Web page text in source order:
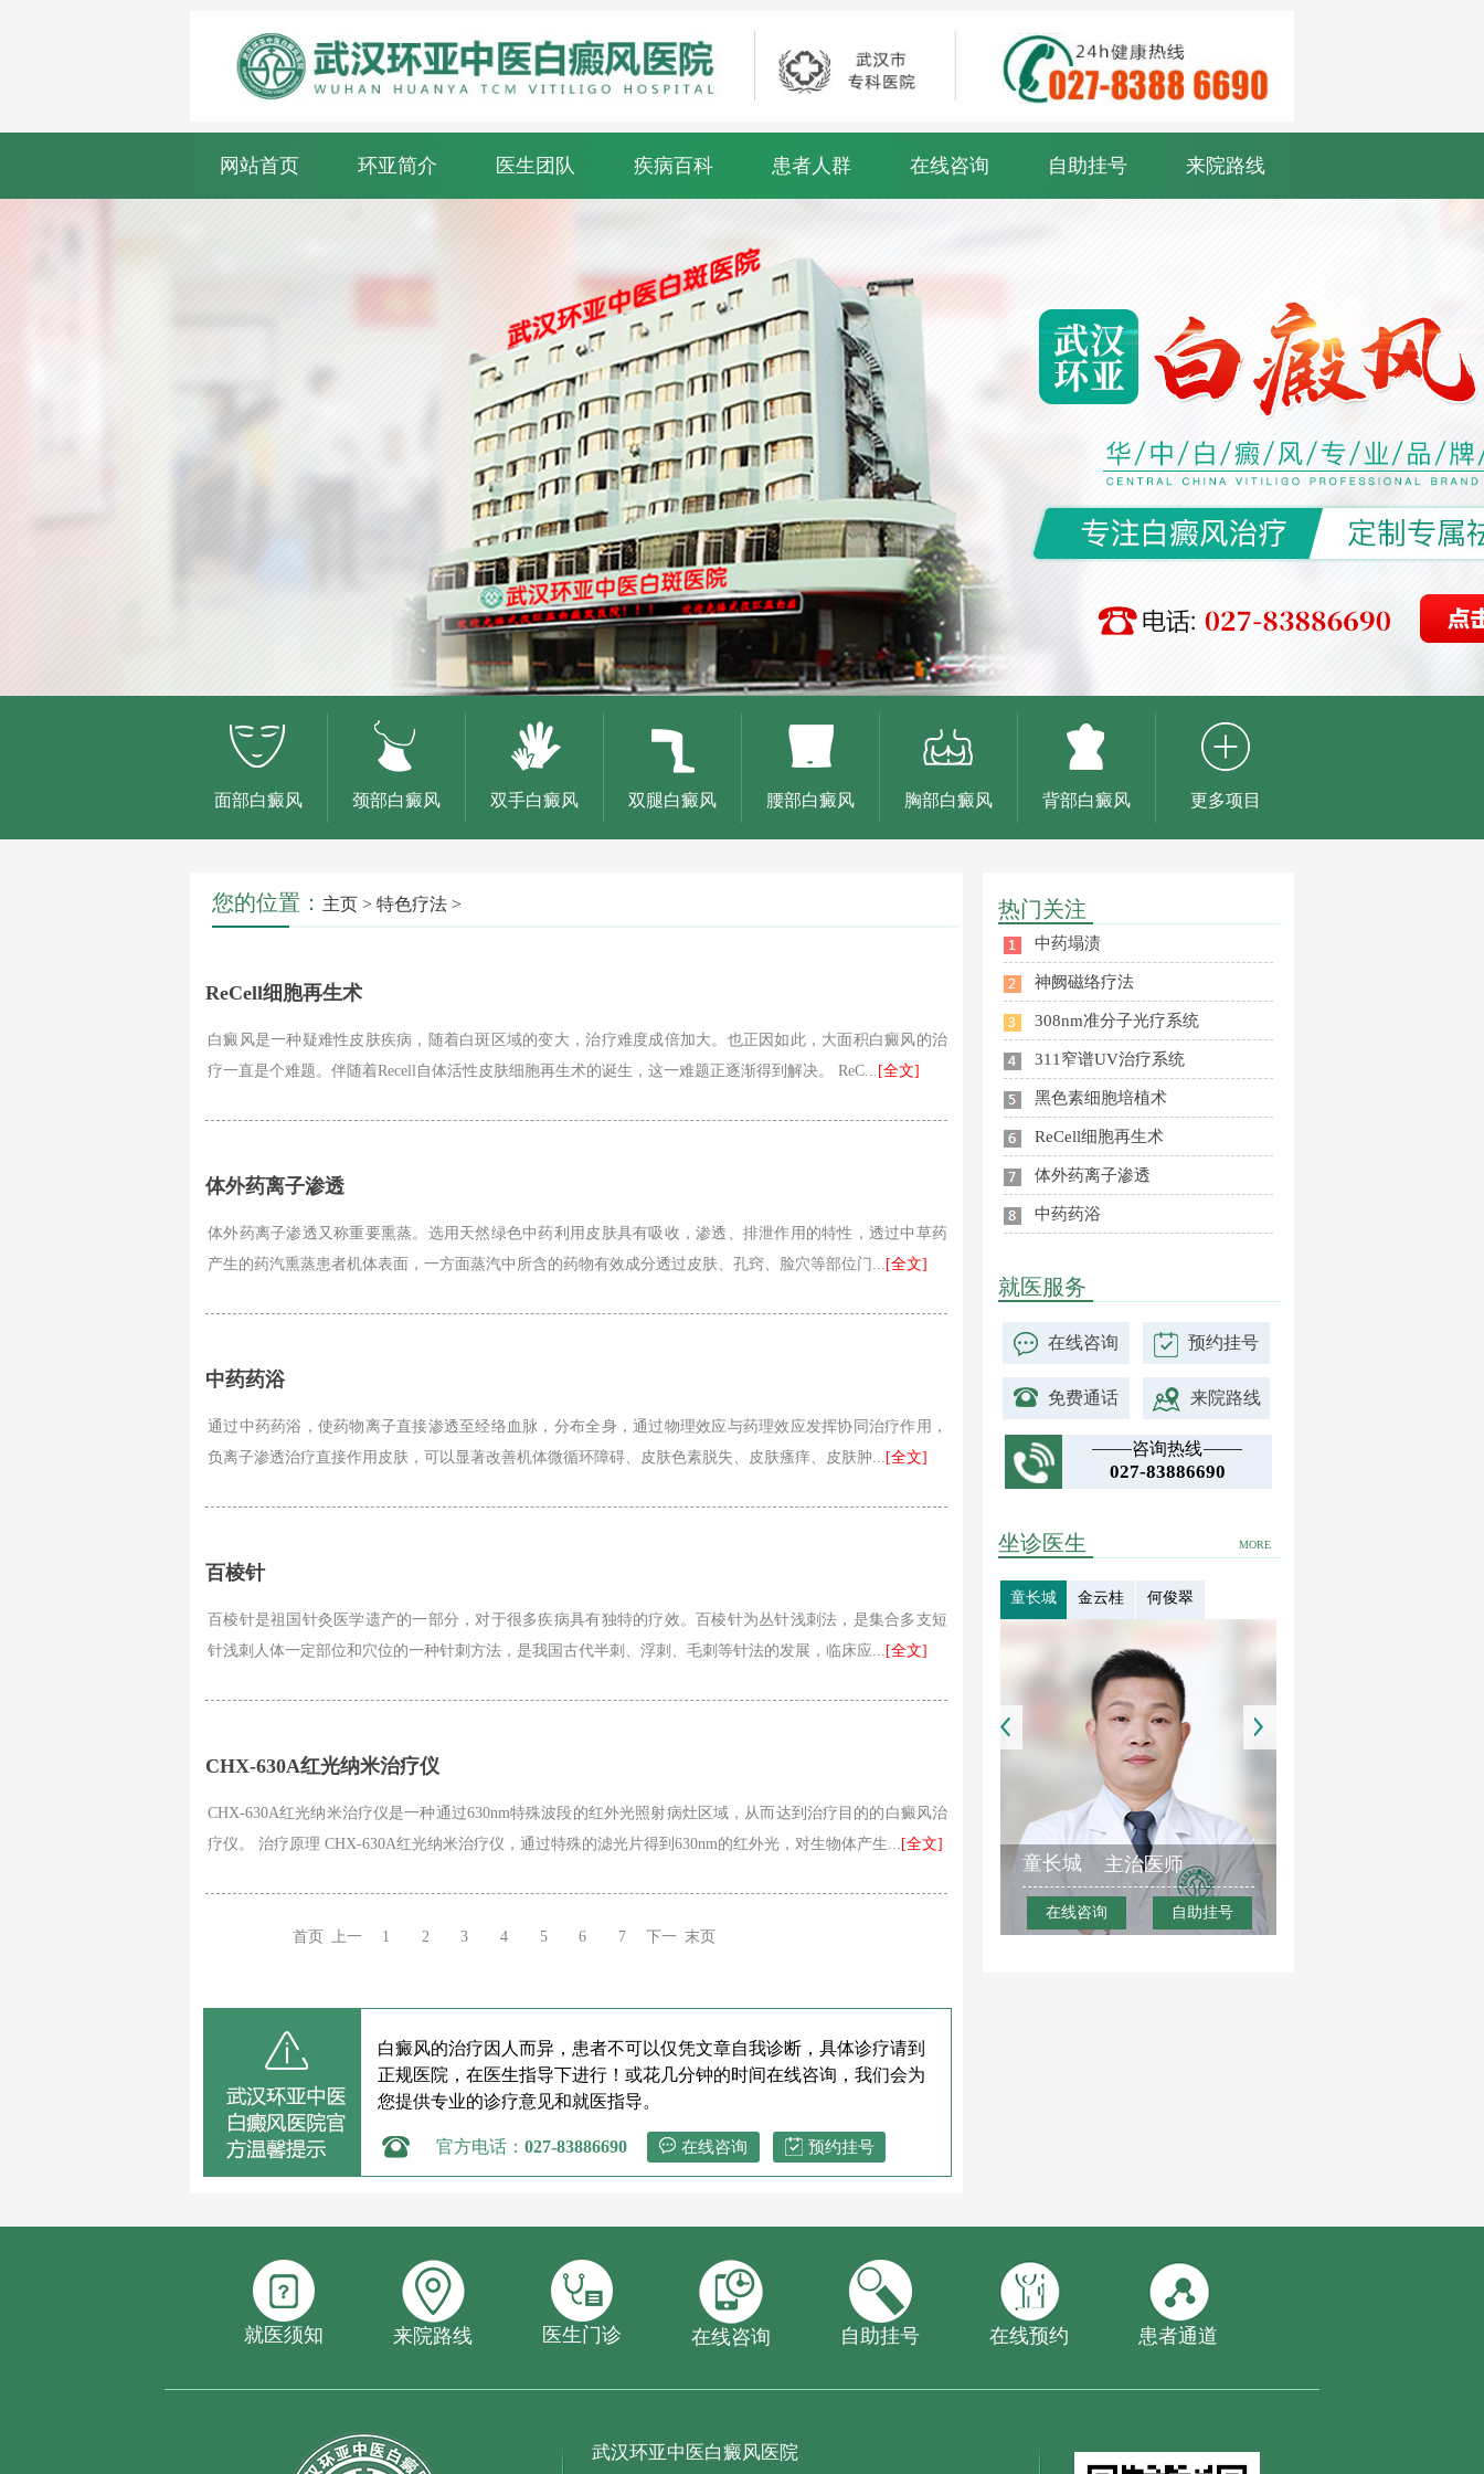
网站首页 环亚简介 医生团队 疾病百科 患者人群 在线咨询 自助挂号 来院路线
面部白癜风 颈部白癜风 双手白癜风 双腿白癜风 腰部白癜风 胸部白癜风 背部白癜风 更多项目
您的位置： 主页 > 特色疗法 >
ReCell细胞再生术
白癜风是一种疑难性皮肤疾病，随着白斑区域的变大，治疗难度成倍加大。也正因如此，大面积白癜风的治
疗一直是个难题。伴随着Recell自体活性皮肤细胞再生术的诞生，这一难题正逐渐得到解决。 ReC... [全文]
体外药离子渗透
体外药离子渗透又称重要熏蒸。选用天然绿色中药利用皮肤具有吸收，渗透、排泄作用的特性，透过中草药
产生的药汽熏蒸患者机体表面，一方面蒸汽中所含的药物有效成分透过皮肤、孔窍、脸穴等部位门... [全文]
中药药浴
通过中药药浴，使药物离子直接渗透至经络血脉，分布全身，通过物理效应与药理效应发挥协同治疗作用，
负离子渗透治疗直接作用皮肤，可以显著改善机体微循环障碍、皮肤色素脱失、皮肤瘙痒、皮肤肿... [全文]
百棱针
百棱针是祖国针灸医学遗产的一部分，对于很多疾病具有独特的疗效。百棱针为丛针浅刺法，是集合多支短
针浅刺人体一定部位和穴位的一种针刺方法，是我国古代半刺、浮刺、毛刺等针法的发展，临床应... [全文]
CHX-630A红光纳米治疗仪
CHX-630A红光纳米治疗仪是一种通过630nm特殊波段的红外光照射病灶区域，从而达到治疗目的的白癜风治
疗仪。 治疗原理 CHX-630A红光纳米治疗仪，通过特殊的滤光片得到630nm的红外光，对生物体产生... [全文]
首页 上一 1 2 3 4 5 6 7 下一 末页
白癜风的治疗因人而异，患者不可以仅凭文章自我诊断，具体诊疗请到
正规医院，在医生指导下进行！或花几分钟的时间在线咨询，我们会为
您提供专业的诊疗意见和就医指导。
官方电话： 027-83886690 在线咨询 预约挂号
热门关注
中药塌渍
神阙磁络疗法
308nm准分子光疗系统
311窄谱UV治疗系统
黑色素细胞培植术
ReCell细胞再生术
体外药离子渗透
中药药浴
就医服务
在线咨询 预约挂号
免费通话 来院路线
咨询热线
027-83886690
MORE
坐诊医生
童长城 金云桂 何俊翠
童长城 主治医师
在线咨询 自助挂号
就医须知 来院路线 医生门诊 在线咨询 自助挂号 在线预约 患者通道
武汉环亚中医白癜风医院